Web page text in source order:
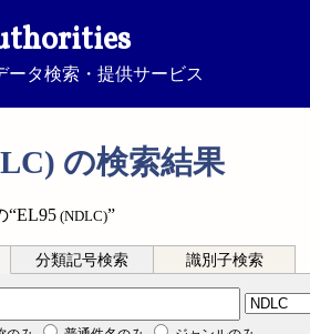
ータ検索・提供サービス
の検索結果
“EL95(NDLC)”
分類記号検索 識別子検索